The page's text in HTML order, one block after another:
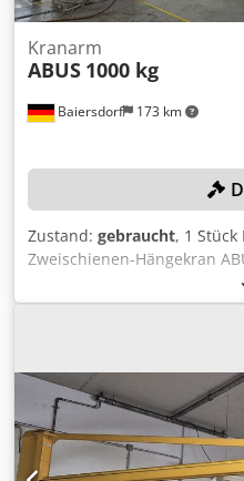
Baiersdorf 173 km
Kranarm
ABUS 1000 kg
Zustand: gebraucht, 1
Zweischienen-Hängekran
Kettenzug ABUS,
gemäß Bildern und
Abmessungen L/B/H: